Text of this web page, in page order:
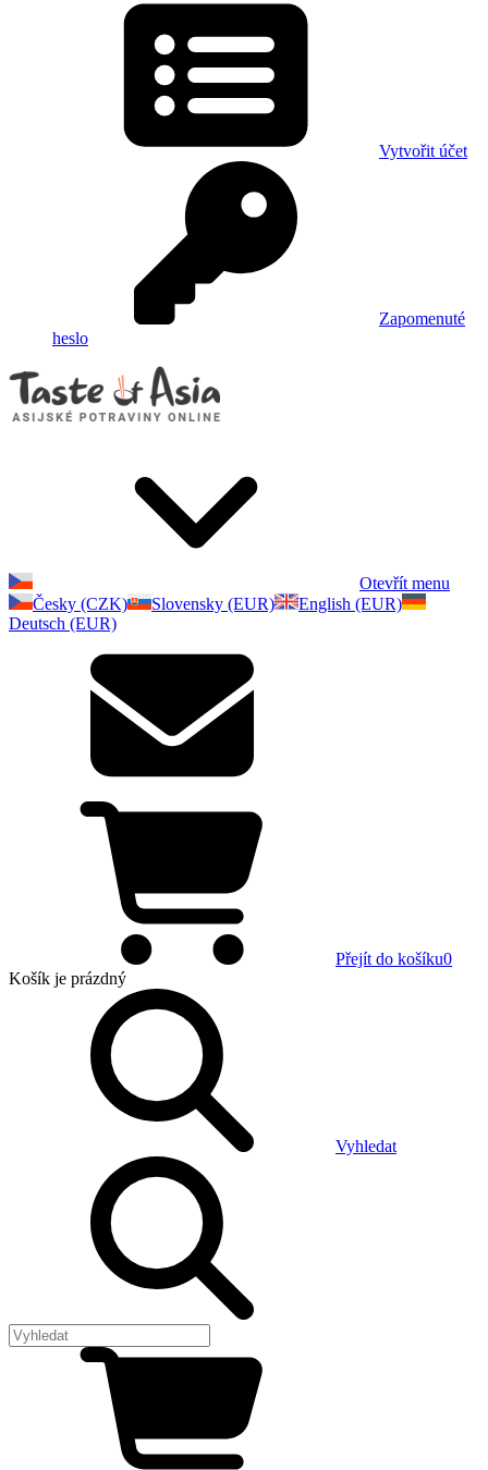
Vytvořit účet
Zapomenuté
heslo
Otevřít menu
Česky (CZK)
Slovensky (EUR)
English (EUR)
Deutsch (EUR)
Přejít do košíku0
Košík je prázdný
Vyhledat